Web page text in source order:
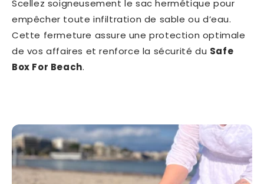
Scellez soigneusement le sac hermétique pour
empêcher toute infiltration de sable ou d’eau.
Cette fermeture assure une protection optimale
de vos affaires et renforce la sécurité du Safe
Box For Beach.